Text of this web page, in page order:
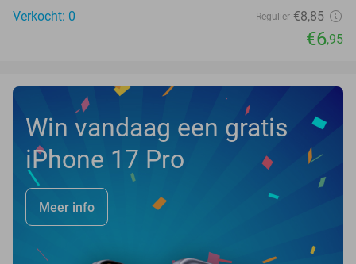
Verkocht: 0
Regulier €8,85
€6,95
Win vandaag een gratis
iPhone 17 Pro
Meer info